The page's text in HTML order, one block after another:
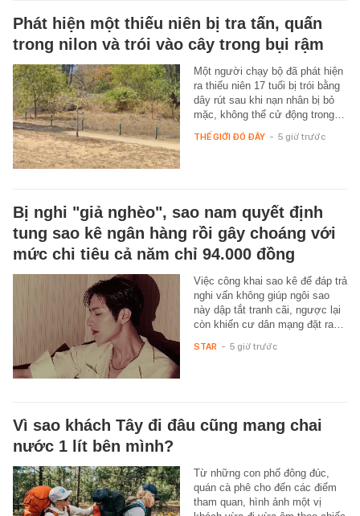
Phát hiện một thiếu niên bị tra tấn, quấn
trong nilon và trói vào cây trong bụi rậm
Một người chạy bộ đã phát hiện
ra thiếu niên 17 tuổi bị trói bằng
dây rút sau khi nạn nhân bị bỏ
mặc, không thể cử động trong…
THẾ GIỚI ĐÓ ĐÂY - 5 giờ trước
Bị nghi "giả nghèo", sao nam quyết định
tung sao kê ngân hàng rồi gây choáng với
mức chi tiêu cả năm chỉ 94.000 đồng
Việc công khai sao kê để đáp trả
nghi vấn không giúp ngôi sao
này dập tắt tranh cãi, ngược lại
còn khiến cư dân mạng đặt ra…
STAR - 5 giờ trước
Vì sao khách Tây đi đâu cũng mang chai
nước 1 lít bên mình?
Từ những con phố đông đúc,
quán cà phê cho đến các điểm
tham quan, hình ảnh một vị